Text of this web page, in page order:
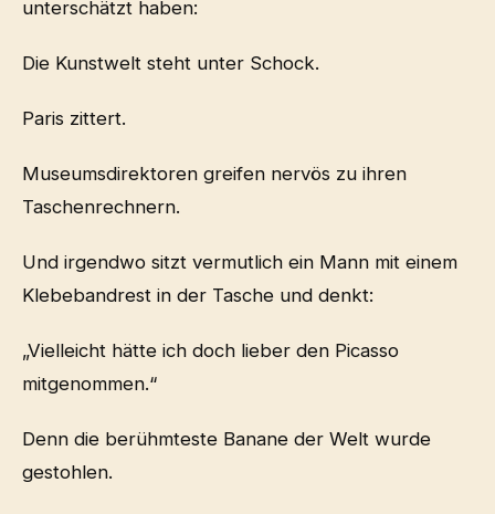
unterschätzt haben:
Die Kunstwelt steht unter Schock.
Paris zittert.
Museumsdirektoren greifen nervös zu ihren
Taschenrechnern.
Und irgendwo sitzt vermutlich ein Mann mit einem
Klebebandrest in der Tasche und denkt:
„Vielleicht hätte ich doch lieber den Picasso
mitgenommen.“
Denn die berühmteste Banane der Welt wurde
gestohlen.